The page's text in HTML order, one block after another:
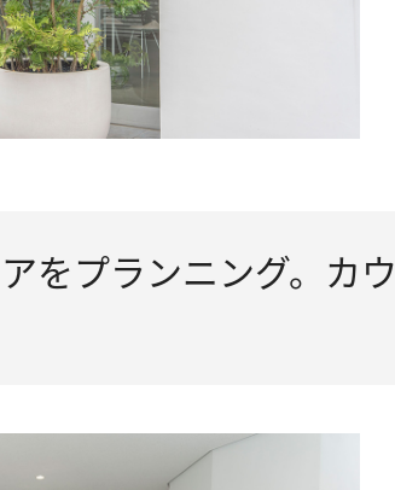
をプランニング。カウ